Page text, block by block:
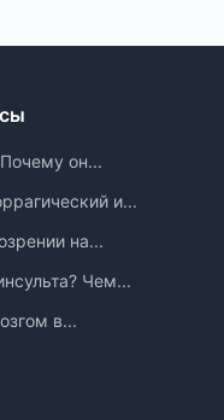
он...
и...
на...
Чем...
в...